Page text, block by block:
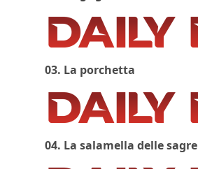
03. La porchetta
04. La salamella delle sagre